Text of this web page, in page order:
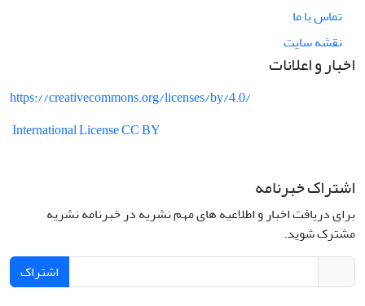
تماس با ما
نقشه سایت
اخبار و اعلانات
https://creativecommons.org/licenses/by/4.0/
International License CC BY
اشتراک خبرنامه
برای دریافت اخبار و اطلاعیه های مهم نشریه در خبرنامه نشریه
مشترک شوید.
اشتراک